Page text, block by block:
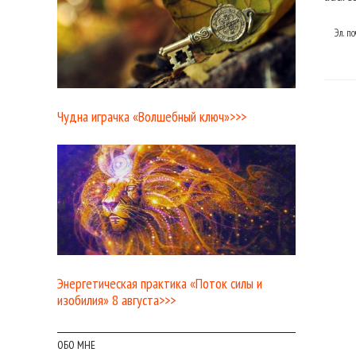
Эл.
Чудна играчка «Волшебный ключ»>>>
Энергетическая практика «Поток силы и
изобилия» 8 августа>>>
ОБО МНЕ